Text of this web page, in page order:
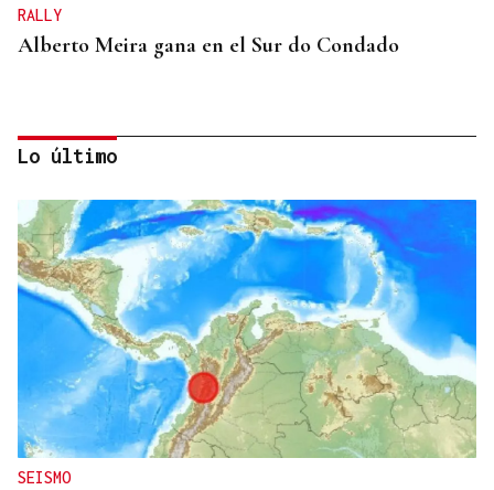
RALLY
Alberto Meira gana en el Sur do Condado
Iraola domina en Chantada y logra otra victoria
más
Lo último
SEISMO